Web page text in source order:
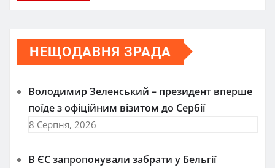
НЕЩОДАВНЯ ЗРАДА
Володимир Зеленський – президент вперше
поїде з офіційним візитом до Сербії
8 Серпня, 2026
В ЄС запропонували забрати у Бельгії